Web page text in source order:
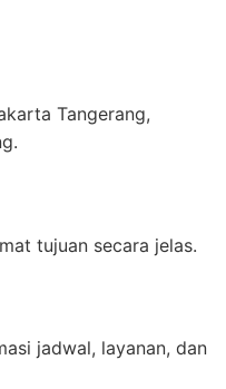
Tangerang,
tujuan secara jelas.
jadwal, layanan, dan